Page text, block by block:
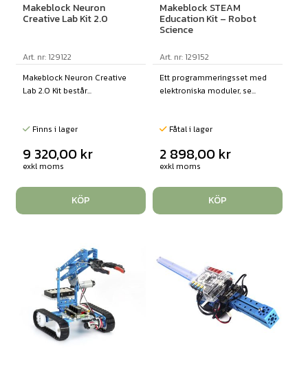
Makeblock Neuron
Creative Lab Kit 2.0
Art. nr: 129122
Makeblock Neuron Creative
Lab 2.0 Kit består...
Finns i lager
9 320,00 kr
exkl moms
KÖP
Makeblock STEAM
Education Kit – Robot
Science
Art. nr: 129152
Ett programmeringsset med
elektroniska moduler, se...
Fåtal i lager
2 898,00 kr
exkl moms
KÖP